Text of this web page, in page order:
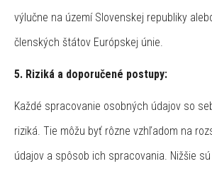
výlučne na území Slovenskej republiky
členských štátov Európskej únie.
5. Riziká a doporučené postupy:
Každé spracovanie osobných údajov so
riziká. Tie môžu byť rôzne vzhľadom na
údajov a spôsob ich spracovania. Nižšie